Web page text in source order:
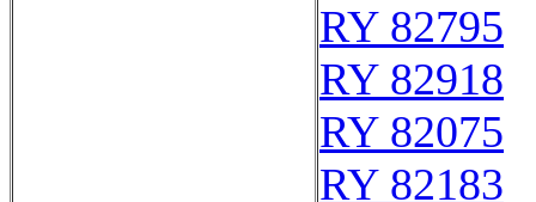
RY 82795
RY 82918
RY 82075
RY 82183